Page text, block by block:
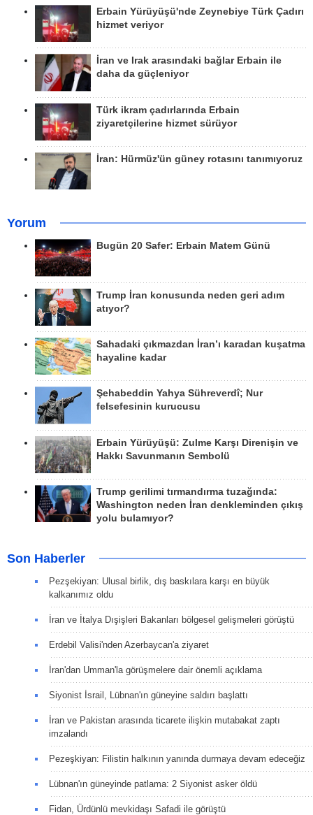
Erbain Yürüyüşü'nde Zeynebiye Türk Çadırı
hizmet veriyor
İran ve Irak arasındaki bağlar Erbain ile
daha da güçleniyor
Türk ikram çadırlarında Erbain
ziyaretçilerine hizmet sürüyor
İran: Hürmüz'ün güney rotasını tanımıyoruz
Yorum
Bugün 20 Safer: Erbain Matem Günü
Trump İran konusunda neden geri adım
atıyor?
Sahadaki çıkmazdan İran’ı karadan kuşatma
hayaline kadar
Şehabeddin Yahya Sühreverdî; Nur
felsefesinin kurucusu
Erbain Yürüyüşü: Zulme Karşı Direnişin ve
Hakkı Savunmanın Sembolü
Trump gerilimi tırmandırma tuzağında:
Washington neden İran denkleminden çıkış
yolu bulamıyor?
Son Haberler
Pezşekiyan: Ulusal birlik, dış baskılara karşı en büyük
kalkanımız oldu
İran ve İtalya Dışişleri Bakanları bölgesel gelişmeleri görüştü
Erdebil Valisi'nden Azerbaycan'a ziyaret
İran'dan Umman'la görüşmelere dair önemli açıklama
Siyonist İsrail, Lübnan'ın güneyine saldırı başlattı
İran ve Pakistan arasında ticarete ilişkin mutabakat zaptı
imzalandı
Pezeşkiyan: Filistin halkının yanında durmaya devam edeceğiz
Lübnan'ın güneyinde patlama: 2 Siyonist asker öldü
Fidan, Ürdünlü mevkidaşı Safadi ile görüştü